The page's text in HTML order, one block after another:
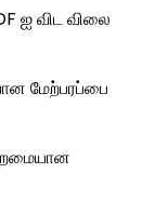
ஐ விட விலை
மேற்பரப்பை